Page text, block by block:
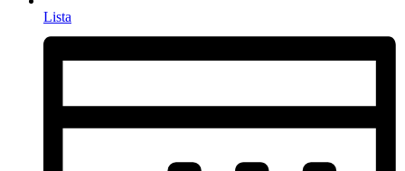
Lista